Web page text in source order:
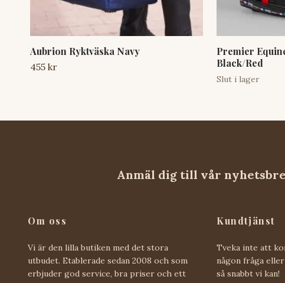
Aubrion Ryktväska Navy
455 kr
Premier
Black/Red
Slut i lager
Anmäl dig till vår
Om oss
Vi är den lilla butiken med det stora
utbudet. Etablerade sedan 2008 och som
erbjuder god service, bra priser och ett
Kundtjänst
Tveka inte att
någon fråga
så snabbt vi kan!